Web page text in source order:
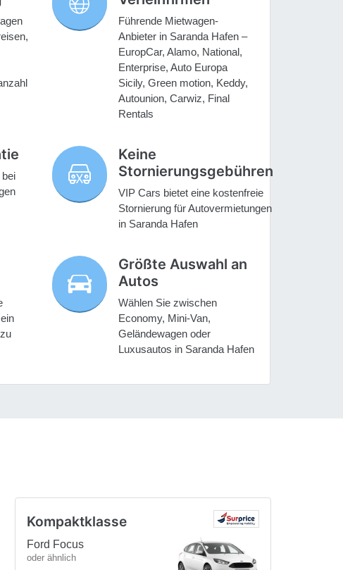
Führende Mietwagen-
Anbieter in Saranda Hafen –
EuropCar, Alamo, National,
Enterprise, Auto Europa
Sicily, Green motion, Keddy,
Autounion, Carwiz, Final
Rentals
Keine
Stornierungsgebühren
VIP Cars bietet eine kostenfreie
Stornierung für Autovermietungen
in Saranda Hafen
Größte Auswahl an
Autos
Wählen Sie zwischen
Economy, Mini-Van,
Geländewagen oder
Luxusautos in Saranda Hafen
Kompaktklasse
Ford Focus
oder ähnlich